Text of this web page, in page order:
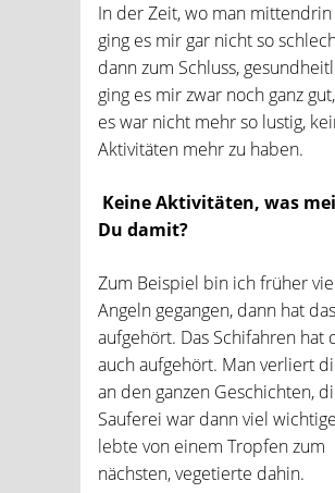
In der Zeit, wo man mittendrin
ging es mir gar nicht so
dann zum Schluss,
ging es mir zwar noch ganz
es war nicht mehr so lustig,
Aktivitäten mehr zu haben.
Keine Aktivitäten, was
Du damit?
Zum Beispiel bin ich früher
Angeln gegangen, dann hat das
aufgehört. Das Schifahren hat
auch aufgehört. Man verliert
an den ganzen Geschichten,
Sauferei war dann viel
lebte von einem Tropfen zum
nächsten, vegetierte dahin.